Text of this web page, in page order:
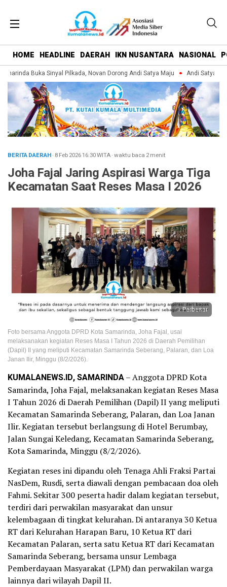
HOME HEADLINE DAERAH IKN NUSANTARA NASIONAL
Buka Sinyal Pilkada, Novan Dorong Andi Satya Maju Andi Satya
BERITA DAERAH· 8 Feb 202616:30WITA·waktu baca 2 menit
Joha Fajal Jaring Aspirasi Warga Tiga
Kecamatan Saat Reses Masa I 2026
Perbesar
Foto bersama Anggota DPRD Kota Samarinda, Joha Fajal, usai
melaksanakan kegiatan Reses Masa I Tahun 2026 di Daerah Pemilihan
(Dapil) II yang meliputi Kecamatan Samarinda Seberang, Palaran, dan Loa
Janan Ilir, Minggu (8/2/2026).
KUMALANEWS.ID, SAMARINDA– Anggota DPRD Kota
Samarinda, Joha Fajal, melaksanakan kegiatan Reses Masa
I Tahun 2026 di Daerah Pemilihan (Dapil) II yang meliputi
Kecamatan Samarinda Seberang, Palaran, dan Loa Janan
Ilir. Kegiatan tersebut berlangsung di Hotel Berumbay,
Jalan Sungai Keledang, Kecamatan Samarinda Seberang,
Kota Samarinda, Minggu (8/2/2026).
Kegiatan reses ini dipandu oleh Tenaga Ahli Fraksi Partai
NasDem, Rusdi, serta diawali dengan pembacaan doa oleh
Fahmi. Sekitar 300 peserta hadir dalam kegiatan tersebut,
terdiri dari perwakilan masyarakat dan unsur
kelembagaan di tingkat kelurahan. Di antaranya 30 Ketua
RT dari Kelurahan Harapan Baru, 10 Ketua RT dari
Kecamatan Palaran, serta satu Ketua RT dari Kecamatan
Samarinda Seberang, bersama unsur Lembaga
Pemberdayaan Masyarakat (LPM) dan perwakilan warga
lainnya dari wilayah Dapil II.